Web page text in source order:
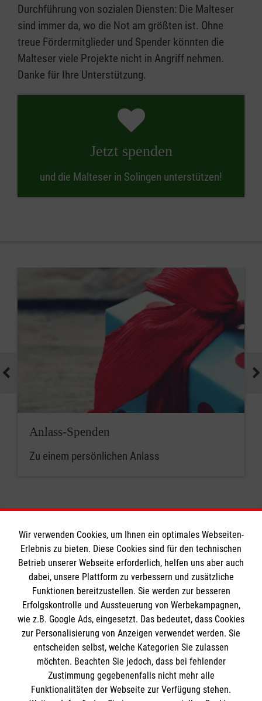
Durchführung von sozialen Diensten: Die Malteser
sind immer da, wo die Not am größten ist. Ohne
treue Fördermitglieder und Spender könnten die
Malteser viele Projekte nicht in Angriff nehmen.
Danke für Ihre Unterstützung.
Jetzt spenden
und die Malteser in Solingen unterstützen!
Anlass-Spenden
Zu einem persönlichen Anlass
Informationen
Impressum
Datenschutz
Barrierefreiheit
Kontakt
Ansprechpersonen
Die Malteser
Malteser in Deutschland
Malteserorden
Spendenkonto
Wir verwenden Cookies, um Ihnen ein optimales Webseiten-
Erlebnis zu bieten. Diese Cookies sind für den technischen
Betrieb unserer Webseite erforderlich, helfen uns aber auch
dabei, unsere Plattform zu verbessern und zusätzliche
Funktionen bereitzustellen. Sie werden zur besseren
Erfolgskontrolle und Aussteuerung von Werbekampagnen,
wie z.B. Google Ads, eingesetzt. Das bedeutet, dass Cookies
zur Personalisierung von Anzeigen verwendet werden. Sie
entscheiden selbst, welche Kategorien Sie zulassen
möchten. Beachten Sie jedoch, dass bei fehlender
Zustimmung gegebenenfalls nicht mehr alle
Funktionalitäten der Webseite zur Verfügung stehen.